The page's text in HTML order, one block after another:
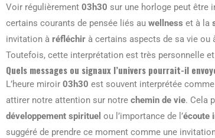
Voir régulièrement 03h30 sur une horloge peut être
certains courants de pensée liés au wellness et à la
invitation à réfléchir à certains aspects de sa vie
Toutefois, cette interprétation est très personnelle
Quels messages ou signaux l’univers pourrait-il
L’heure miroir 03h30 est souvent interprétée
attirer notre attention sur notre chemin de vie. Cela
développement spirituel ou l’importance de l’écoute
suggéré de prendre ce moment comme une